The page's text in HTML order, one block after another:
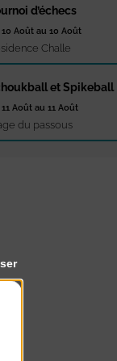
d’échecs
Août au 10 Août
Challe
et Spikeball
Août au 11 Août
du passous